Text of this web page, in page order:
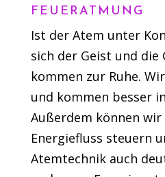
FEUERATMUNG
Ist der Atem unter
sich der Geist und die
kommen zur Ruhe.
und kommen besser
Außerdem können wir
Energiefluss steuern
Atemtechnik auch